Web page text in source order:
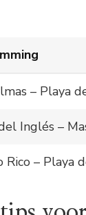
– Playa
Inglés –
Rico – Playa